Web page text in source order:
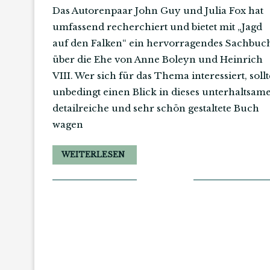
Das Autorenpaar John Guy und Julia Fox hat
umfassend recherchiert und bietet mit „Jagd
auf den Falken“ ein hervorragendes
über die Ehe von Anne Boleyn und Heinrich
VIII. Wer sich für das Thema interessiert,
unbedingt einen Blick in dieses
detailreiche und sehr schön gestaltete Buch
wagen
WEITERLESEN